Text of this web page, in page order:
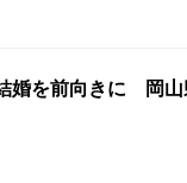
婚を前向きに 岡山